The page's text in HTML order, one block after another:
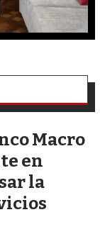
Macro
en
la